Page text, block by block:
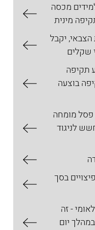
מכסה
מינית
יקבל
שקלים
תקיפה
בוצעה
מומחה
לניגוד
בסך
הלאומי - זה
יום